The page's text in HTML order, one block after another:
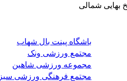
بهایی شمالی
باشگاه پینت بال شهاب
مجتمع ورزشی ونک
مجموعه ورزشی شاهین
مجتمع فرهنگی ورزشی سبز